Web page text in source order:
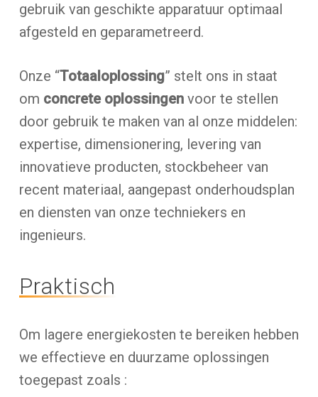
gebruik van geschikte apparatuur optimaal
afgesteld en geparametreerd.
Onze “Totaaloplossing” stelt ons in staat
om concrete oplossingenvoor te stellen
door gebruik te maken van al onze middelen:
expertise, dimensionering, levering van
innovatieve producten, stockbeheer van
recent materiaal, aangepast onderhoudsplan
en diensten van onze techniekers en
ingenieurs.
Praktisch
Om lagere energiekosten te bereiken hebben
we effectieve en duurzame oplossingen
toegepast zoals :